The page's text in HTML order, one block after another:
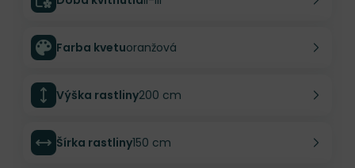
Farba kvetuoranžová
Výška rastliny200 cm
Šírka rastliny150 cm